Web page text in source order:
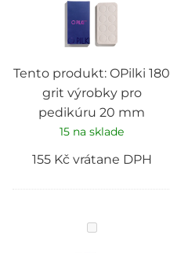
výrobky
pro
pedikúru
20
Tento produkt: OPilki 180
grit výrobky pro
pedikúru 20 mm
15 na sklade
155 Kč vrátane DPH
Keratolytik
IQ